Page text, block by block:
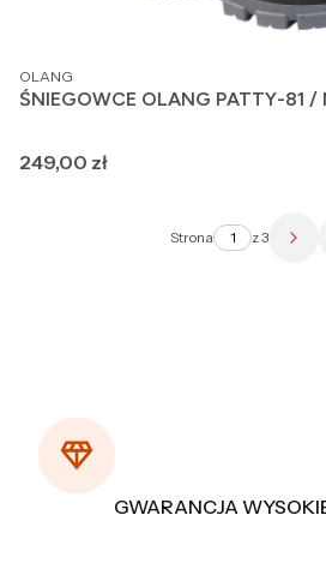
PRODUCENT
OLANG
ŚNIEGOWCE OLANG PATTY-81 /
Cena
249,00 zł
Strona z 3
GWARANCJA